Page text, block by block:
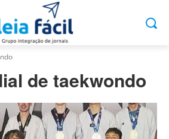
de taekwondo